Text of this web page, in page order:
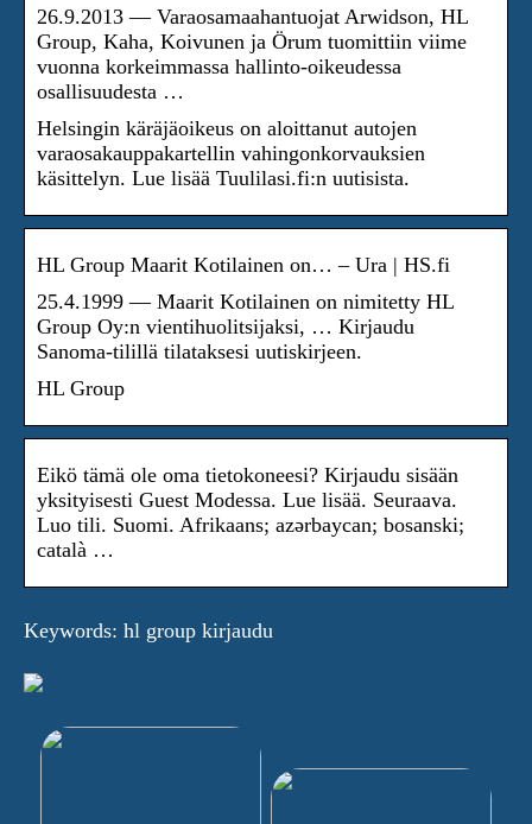
26.9.2013 — Varaosamaahantuojat Arwidson, HL
Group, Kaha, Koivunen ja Örum tuomittiin viime
vuonna korkeimmassa hallinto-oikeudessa
osallisuudesta …
Helsingin käräjäoikeus on aloittanut autojen
varaosakauppakartellin vahingonkorvauksien
käsittelyn. Lue lisää Tuulilasi.fi:n uutisista.
HL Group Maarit Kotilainen on… – Ura | HS.fi
25.4.1999 — Maarit Kotilainen on nimitetty HL
Group Oy:n vientihuolitsijaksi, … Kirjaudu
Sanoma-tilillä tilataksesi uutiskirjeen.
HL Group
Eikö tämä ole oma tietokoneesi? Kirjaudu sisään
yksityisesti Guest Modessa. Lue lisää. Seuraava.
Luo tili. Suomi. Afrikaans; azərbaycan; bosanski;
català …
Keywords: hl group kirjaudu